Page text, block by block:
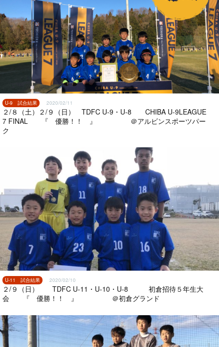
U-9 試合結果 2020/02/11
２/８（土）２/９（日） TDFC U-9・U-8 CHIBA U-9LEAGUE
7 FINAL 『 優勝！！ 』 ＠アルビンスポーツパー
ク
U-11 試合結果 2020/02/10
２/９（日） TDFC U-11・U-10・U-8 初倉招待５年生大
会 『 優勝！！ 』 ＠初倉グランド